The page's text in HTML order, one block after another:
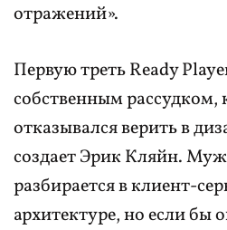
отражений».
Первую треть Ready
собственным рассудком,
отказывался верить в
создает Эрик Кляйн.
разбирается в клиент-
архитектуре, но если бы